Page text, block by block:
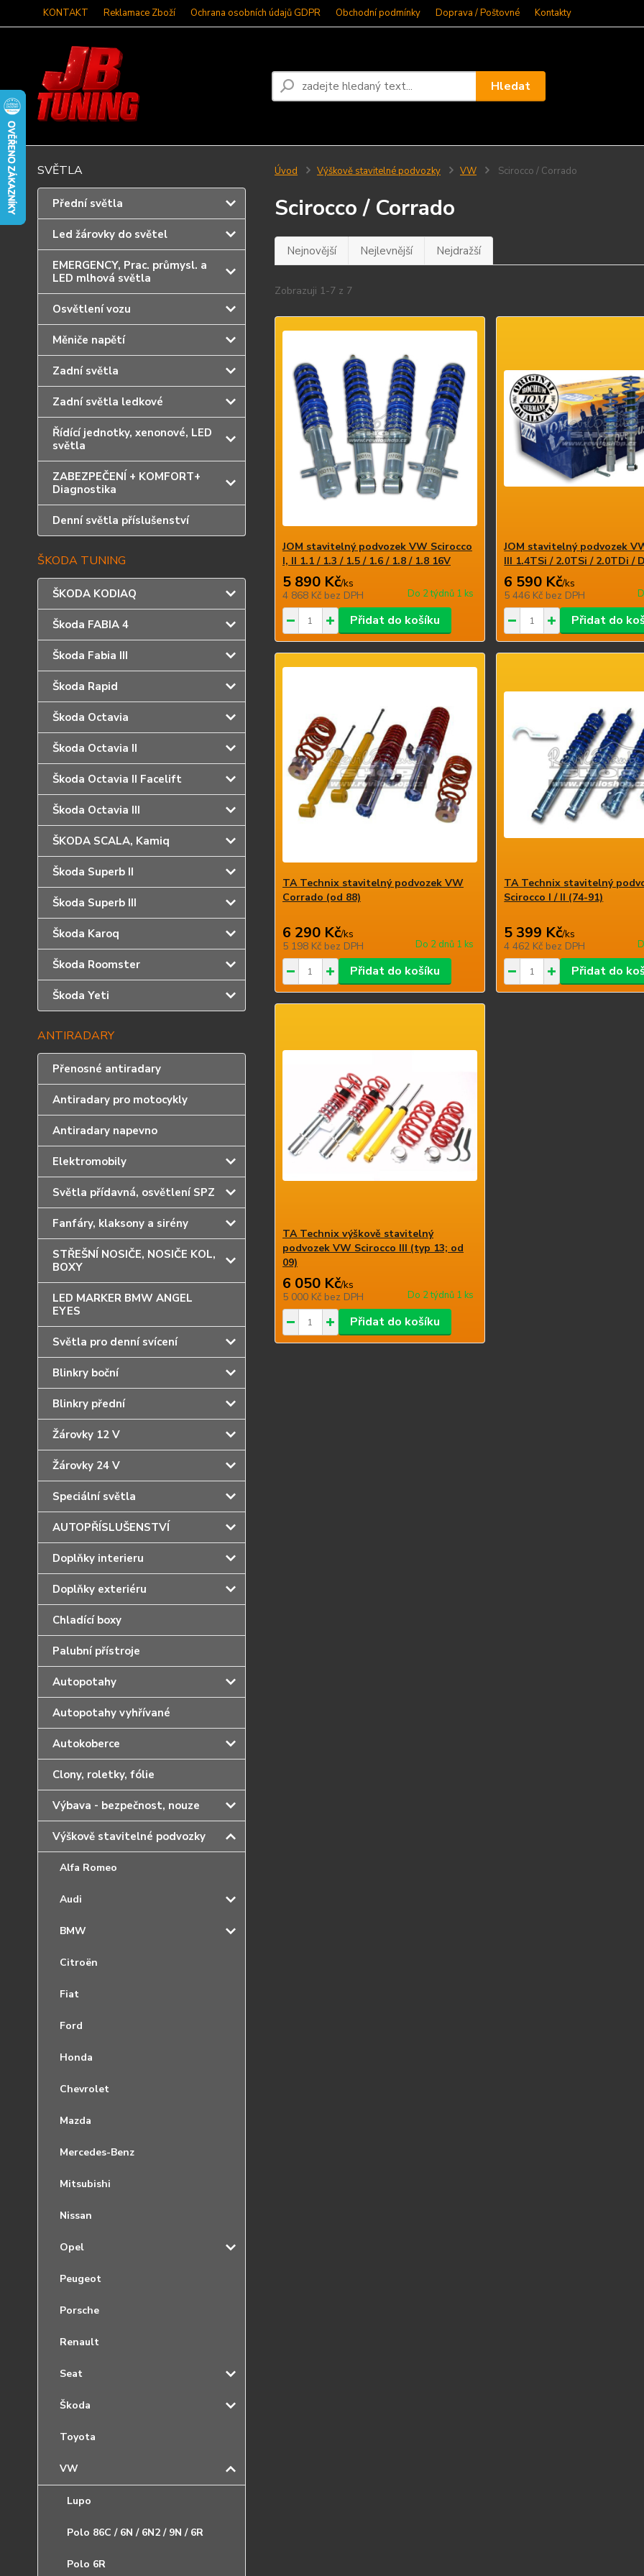
KONTAKT Reklamace Zboží Ochrana osobních údajů GDPR Obchodní podmínky Doprava / Poštovné Kontakty
Hledat
SVĚTLA
Přední světla
Led žárovky do světel
EMERGENCY, Prac. průmysl. a
LED mlhová světla
Osvětlení vozu
Měniče napětí
Zadní světla
Zadní světla ledkové
Řídící jednotky, xenonové, LED
světla
ZABEZPEČENÍ + KOMFORT+
Diagnostika
Denní světla příslušenství
ŠKODA TUNING
ŠKODA KODIAQ
Škoda FABIA 4
Škoda Fabia III
Škoda Rapid
Škoda Octavia
Škoda Octavia II
Škoda Octavia II Facelift
Škoda Octavia III
ŠKODA SCALA, Kamiq
Škoda Superb II
Škoda Superb III
Škoda Karoq
Škoda Roomster
Škoda Yeti
ANTIRADARY
Přenosné antiradary
Antiradary pro motocykly
Antiradary napevno
Elektromobily
Světla přídavná, osvětlení SPZ
Fanfáry, klaksony a sirény
STŘEŠNÍ NOSIČE, NOSIČE KOL,
BOXY
LED MARKER BMW ANGEL
EYES
Světla pro denní svícení
Blinkry boční
Blinkry přední
Žárovky 12 V
Žárovky 24 V
Speciální světla
AUTOPŘÍSLUŠENSTVÍ
Doplňky interieru
Doplňky exteriéru
Chladící boxy
Palubní přístroje
Autopotahy
Autopotahy vyhřívané
Autokoberce
Clony, roletky, fólie
Výbava - bezpečnost, nouze
Výškově stavitelné podvozky
Alfa Romeo
Audi
BMW
Citroën
Fiat
Ford
Honda
Chevrolet
Mazda
Mercedes-Benz
Mitsubishi
Nissan
Opel
Peugeot
Porsche
Renault
Seat
Škoda
Toyota
VW
Lupo
Polo 86C / 6N / 6N2 / 9N / 6R
Polo 6R
Úvod Výškově stavitelné podvozky VW Scirocco / Corrado
Scirocco / Corrado
Nejnovější Nejlevnější Nejdražší
Zobrazuji 1-7 z 7
JOM stavitelný podvozek VW Scirocco
I, II 1.1 / 1.3 / 1.5 / 1.6 / 1.8 / 1.8 16V
5 890 Kč/ks
4 868 Kč bez DPH Do 2 týdnů 1 ks
Přidat do košíku
JOM stavitelný podvozek
III 1.4TSi / 2.0TSi / 2.0TDi /
6 590 Kč/ks
5 446 Kčbez DPH
Přidat do
TA Technix stavitelný podvozek VW
Corrado (od 88)
6 290 Kč/ks
5 198 Kč bez DPH Do 2 dnů 1 ks
Přidat do košíku
TA Technix stavitelný
Scirocco I / II (74-91)
5 399 Kč/ks
4 462 Kč bez DPH
Přidat do
TA Technix výškově stavitelný
podvozek VW Scirocco III (typ 13; od
09)
6 050 Kč/ks
5 000 Kč bez DPH Do 2 týdnů 1 ks
Přidat do košíku